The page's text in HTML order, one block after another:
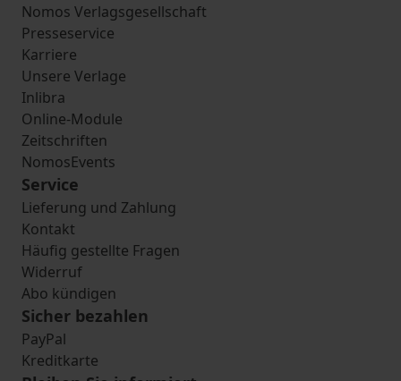
Nomos Verlagsgesellschaft
Presseservice
Karriere
Unsere Verlage
Inlibra
Online-Module
Zeitschriften
NomosEvents
Service
Lieferung und Zahlung
Kontakt
Häufig gestellte Fragen
Widerruf
Abo kündigen
Sicher bezahlen
PayPal
Kreditkarte